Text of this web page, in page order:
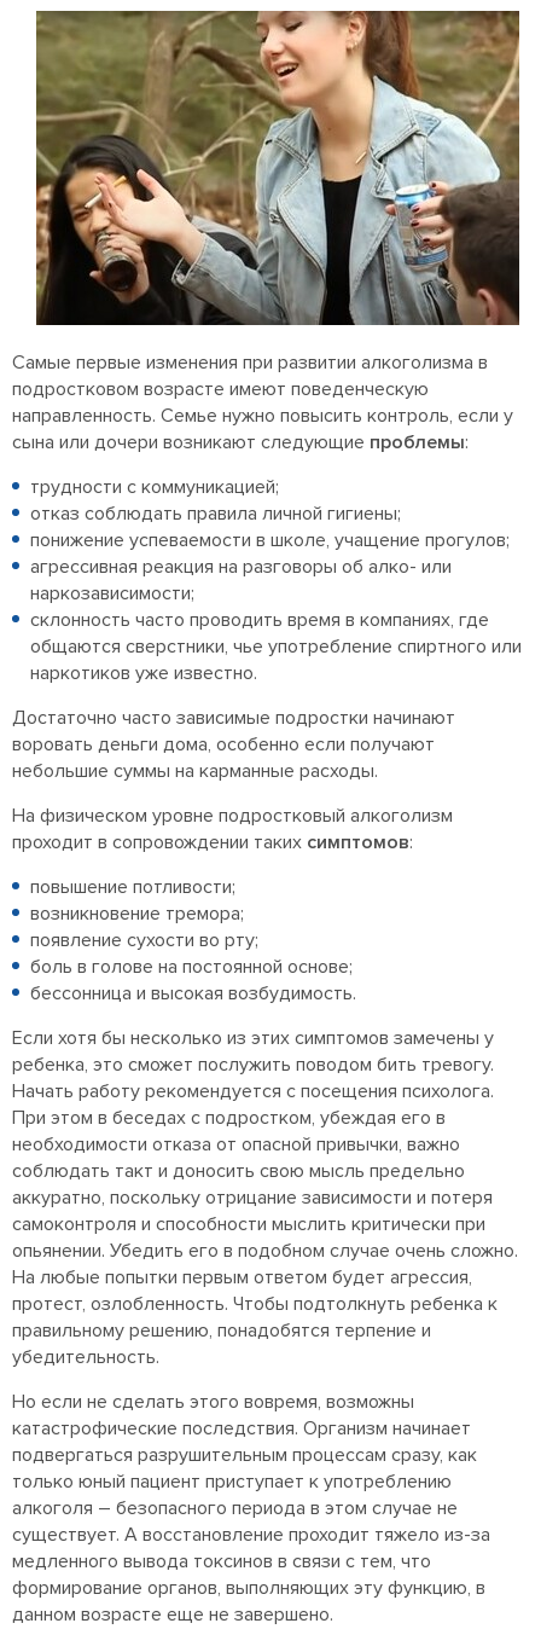
Самые первые изменения при развитии алкоголизма в
подростковом возрасте имеют поведенческую
направленность. Семье нужно повысить контроль, если у
сына или дочери возникают следующие проблемы:
трудности с коммуникацией;
отказ соблюдать правила личной гигиены;
понижение успеваемости в школе, учащение прогулов;
агрессивная реакция на разговоры об алко- или
наркозависимости;
склонность часто проводить время в компаниях, где
общаются сверстники, чье употребление спиртного или
наркотиков уже известно.
Достаточно часто зависимые подростки начинают
воровать деньги дома, особенно если получают
небольшие суммы на карманные расходы.
На физическом уровне подростковый алкоголизм
проходит в сопровождении таких симптомов:
повышение потливости;
возникновение тремора;
появление сухости во рту;
боль в голове на постоянной основе;
бессонница и высокая возбудимость.
Если хотя бы несколько из этих симптомов замечены у
ребенка, это сможет послужить поводом бить тревогу.
Начать работу рекомендуется с посещения психолога.
При этом в беседах с подростком, убеждая его в
необходимости отказа от опасной привычки, важно
соблюдать такт и доносить свою мысль предельно
аккуратно, поскольку отрицание зависимости и потеря
самоконтроля и способности мыслить критически при
опьянении. Убедить его в подобном случае очень сложно.
На любые попытки первым ответом будет агрессия,
протест, озлобленность. Чтобы подтолкнуть ребенка к
правильному решению, понадобятся терпение и
убедительность.
Но если не сделать этого вовремя, возможны
катастрофические последствия. Организм начинает
подвергаться разрушительным процессам сразу, как
только юный пациент приступает к употреблению
алкоголя – безопасного периода в этом случае не
существует. А восстановление проходит тяжело из-за
медленного вывода токсинов в связи с тем, что
формирование органов, выполняющих эту функцию, в
данном возрасте еще не завершено.